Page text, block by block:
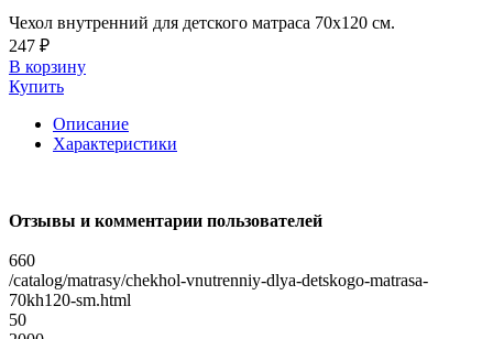
Чехол внутренний для детского матраса 70х120 см.
247 ₽
В корзину
Купить
Описание
Характеристики
Отзывы и комментарии пользователей
660
/catalog/matrasy/chekhol-vnutrenniy-dlya-detskogo-matrasa-
70kh120-sm.html
50